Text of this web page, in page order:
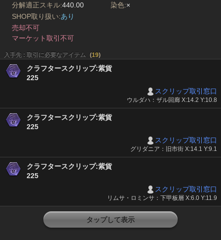
分解適正スキル:440.00 染色:×
SHOP取り扱い:あり
売却不可
マーケット取引不可
入手先 : 取引に必要なアイテム (19)
クラフタースクリップ:紫貨
225
スクリップ取引窓口
ウルダハ：ザル回廊 X:14.2 Y:10.8
クラフタースクリップ:紫貨
225
スクリップ取引窓口
グリダニア：旧市街 X:14.1 Y:9.1
クラフタースクリップ:紫貨
225
スクリップ取引窓口
リムサ・ロミンサ：下甲板層 X:6.0 Y:11.9
タップして表示